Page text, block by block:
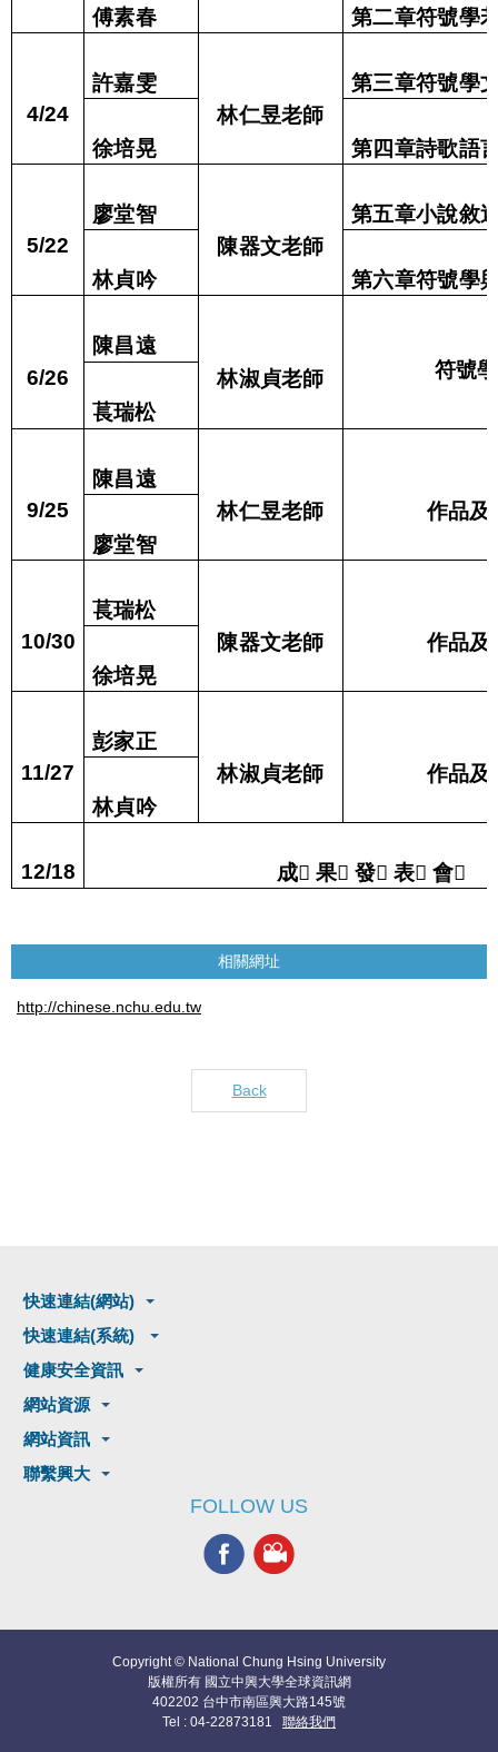
傅素春 第二章符號學
4/24
許嘉雯
林仁昱老師
第三章符號學
徐培晃 第四章詩歌語
5/22
廖堂智
陳器文老師
第五章小說敘
林貞吟 第六章符號學
6/26
陳昌遠
林淑貞老師
符號
萇瑞松
9/25
陳昌遠
林仁昱老師
作品及
廖堂智
10/30
萇瑞松
陳器文老師
作品及
徐培晃
11/27
彭家正
林淑貞老師
作品及
林貞吟
12/18 成 果 發 表 會
相關網址
http://chinese.nchu.edu.tw
Back
快速連結(網站)
快速連結(系統)
健康安全資訊
網站資源
網站資訊
聯繫興大
FOLLOW US
Copyright © National Chung Hsing University
版權所有 國立中興大學全球資訊網
402202 台中市南區興大路145號
Tel : 04-22873181 聯絡我們